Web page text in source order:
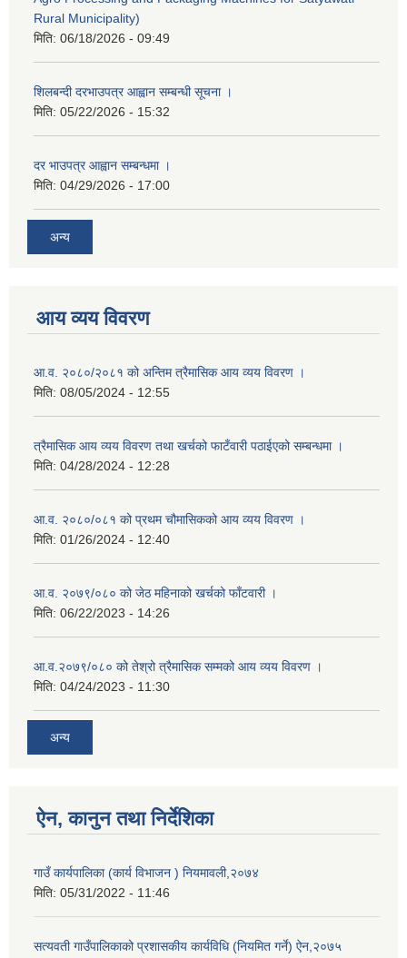
Rural Municipality)
मिति: 06/18/2026 - 09:49
शिलबन्दी दरभाउपत्र आह्वान सम्बन्धी सूचना ।
मिति: 05/22/2026 - 15:32
दर भाउपत्र आह्वान सम्बन्धमा ।
मिति: 04/29/2026 - 17:00
अन्य
आय व्यय विवरण
आ.व. २०८०/२०८१ को अन्तिम त्रैमासिक आय व्यय विवरण ।
मिति: 08/05/2024 - 12:55
त्रैमासिक आय व्यय विवरण तथा खर्चको फाटँवारी पठाईएको सम्बन्धमा ।
मिति: 04/28/2024 - 12:28
आ.व. २०८०/०८१ को प्रथम चौमासिकको आय व्यय विवरण ।
मिति: 01/26/2024 - 12:40
आ.व. २०७९/०८० को जेठ महिनाको खर्चको फाँटवारी ।
मिति: 06/22/2023 - 14:26
आ.व.२०७९/०८० को तेश्रो त्रैमासिक सम्मको आय व्यय विवरण ।
मिति: 04/24/2023 - 11:30
अन्य
ऐन, कानुन तथा निर्देशिका
गाउँ कार्यपालिका (कार्य विभाजन ) नियमावली,२०७४
मिति: 05/31/2022 - 11:46
सत्यवती गाउँपालिकाको प्रशासकीय कार्यविधि (नियमित गर्ने) ऐन,२०७५